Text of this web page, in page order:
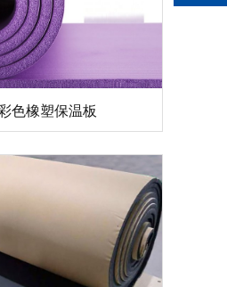
色橡塑保温板